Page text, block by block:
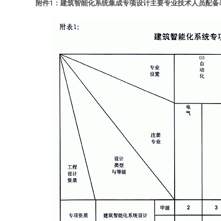
附件1：建筑智能化系统集成专项设计主要专业技术人员配备